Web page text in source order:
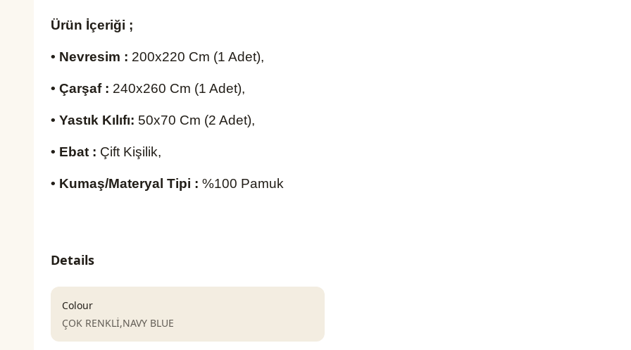
Ürün İçeriği ;
• Nevresim : 200x220 Cm (1 Adet),
• Çarşaf : 240x260 Cm (1 Adet),
• Yastık Kılıfı: 50x70 Cm (2 Adet),
• Ebat : Çift Kişilik,
• Kumaş/Materyal Tipi : %100 Pamuk
Details
Colour
ÇOK RENKLİ,NAVY BLUE